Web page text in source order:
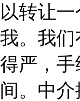
以转让
我。我
得严，
间。中